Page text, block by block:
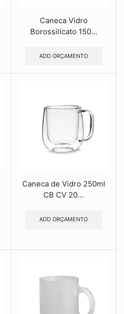
Caneca Vidro
Borossilicato 150...
ADD ORÇAMENTO
Caneca de Vidro 250ml
CB CV 20...
ADD ORÇAMENTO